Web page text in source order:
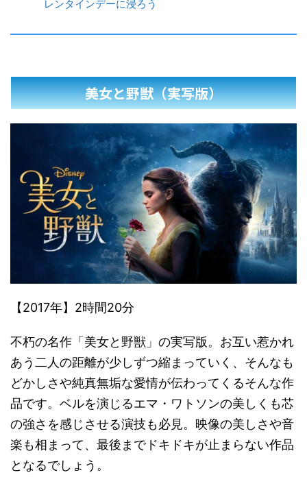
レンタインデーに浸ろう
美女と野獣（実写版）
【2017年】2時間20分
不朽の名作「美女と野獣」の実写版。お互い惹かれ
あう二人の距離が少しずつ縮まっていく、そんなも
どかしさや純真無垢な愛情が伝わってくるそんな作
品です。ベルを演じるエマ・ワトソンの美しくも芯
の強さを感じさせる演技も必見。映像の美しさや音
楽も相まって、最後までドキドキが止まらない作品
となるでしょう。